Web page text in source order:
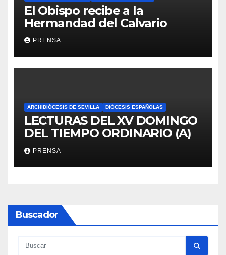
El Obispo recibe a la
Hermandad del Calvario
PRENSA
ARCHIDIÓCESIS DE SEVILLA DIÓCESIS ESPAÑOLAS
LECTURAS DEL XV DOMINGO
DEL TIEMPO ORDINARIO (A)
PRENSA
Buscador